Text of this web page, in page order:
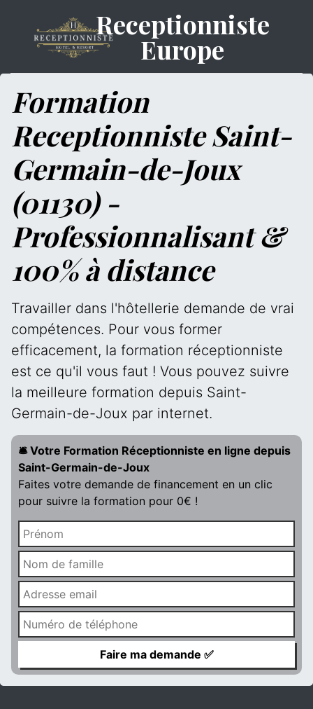
Receptionniste
Europe
Formation
Receptionniste Saint-
Germain-de-Joux
(01130) -
Professionnalisant &
100% à distance
Travailler dans l'hôtellerie demande de vrai
compétences. Pour vous former
efficacement, la formation réceptionniste
est ce qu'il vous faut ! Vous pouvez suivre
la meilleure formation depuis Saint-
Germain-de-Joux par internet.
🛎️ Votre Formation Réceptionniste en ligne depuis
Saint-Germain-de-Joux
Faites votre demande de financement en un clic
pour suivre la formation pour 0€ !